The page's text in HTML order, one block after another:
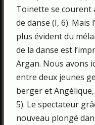
Toinette se courent
de danse (I, 6). Mais
plus évident du
de la danse est
Argan. Nous avons
entre deux jeunes
berger et
5). Le spectateur
nouveau plongé